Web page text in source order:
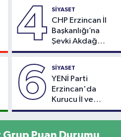
4 SİYASET
CHP Erzincan İl
Başkanlığı’na
Şevki Akdağ
Atandı!
6 SİYASET
YENİ Parti
Erzincan'da
Kurucu İl ve
Merkez İlçe
Başkanlarını
Açıkladı
Grup Puan Durumu